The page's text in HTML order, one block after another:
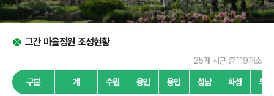
그간 마을정원 조성현황
25개 시군 총 119개소
구분 계 수원 용인 용인 성남 화성 부천